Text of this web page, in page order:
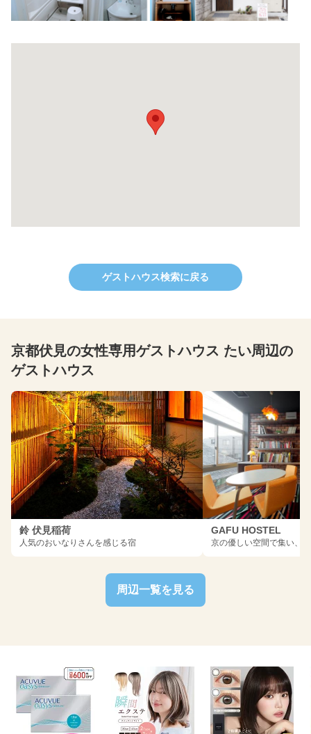
ゲストハウス検索に戻る
京都伏見の女性専用ゲストハウス たい周辺の
ゲストハウス
鈴 伏見稲荷
人気のおいなりさんを感じる宿
GAFU HOSTEL
京の優しい空間で集い、
周辺一覧を見る